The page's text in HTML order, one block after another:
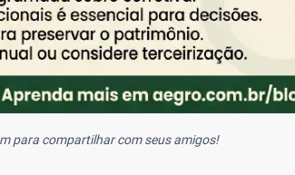
para compartilhar com seus amigos!